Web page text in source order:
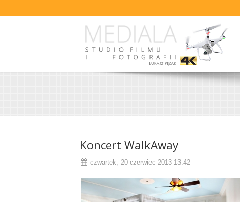
Koncert WalkAway
czwartek, 20 czerwiec 2013 13:42